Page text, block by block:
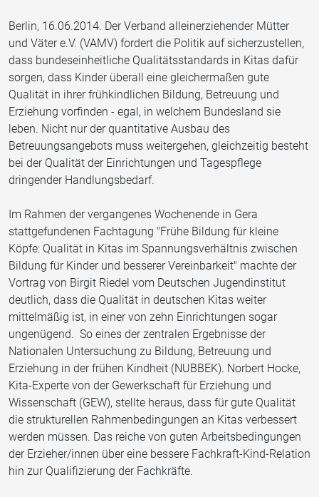
Berlin, 16.06.2014. Der Verband alleinerziehender Mütter
und Väter e.V. (VAMV) fordert die Politik auf sicherzustellen,
dass bundeseinheitliche Qualitätsstandards in Kitas dafür
sorgen, dass Kinder überall eine gleichermaßen gute
Qualität in ihrer frühkindlichen Bildung, Betreuung und
Erziehung vorfinden - egal, in welchem Bundesland sie
leben. Nicht nur der quantitative Ausbau des
Betreuungsangebots muss weitergehen, gleichzeitig besteht
bei der Qualität der Einrichtungen und Tagespflege
dringender Handlungsbedarf.
Im Rahmen der vergangenes Wochenende in Gera
stattgefundenen Fachtagung "Frühe Bildung für kleine
Köpfe: Qualität in Kitas im Spannungsverhältnis zwischen
Bildung für Kinder und besserer Vereinbarkeit" machte der
Vortrag von Birgit Riedel vom Deutschen Jugendinstitut
deutlich, dass die Qualität in deutschen Kitas weiter
mittelmäßig ist, in einer von zehn Einrichtungen sogar
ungenügend. So eines der zentralen Ergebnisse der
Nationalen Untersuchung zu Bildung, Betreuung und
Erziehung in der frühen Kindheit (NUBBEK). Norbert Hocke,
Kita-Experte von der Gewerkschaft für Erziehung und
Wissenschaft (GEW), stellte heraus, dass für gute Qualität
die strukturellen Rahmenbedingungen an Kitas verbessert
werden müssen. Das reiche von guten Arbeitsbedingungen
der Erzieher/innen über eine bessere Fachkraft-Kind-Relation
hin zur Qualifizierung der Fachkräfte.